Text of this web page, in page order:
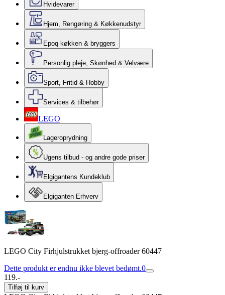
Hvidevarer
Hjem, Rengøring & Køkkenudstyr
Epoq køkken & bryggers
Personlig pleje, Skønhed & Velvære
Sport, Fritid & Hobby
Services & tilbehør
LEGO
Lageroprydning
Ugens tilbud - og andre gode priser
Elgigantens Kundeklub
Elgiganten Erhverv
LEGO City Firhjulstrukket bjerg-offroader 60447
Dette produkt er endnu ikke blevet bedømt.0
119.-
Tilføj til kurv